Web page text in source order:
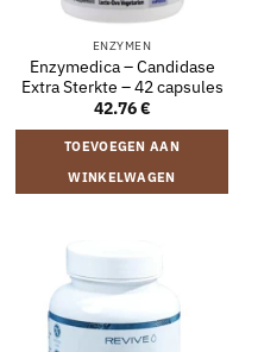
ENZYMEN
Enzymedica – Candidase
Extra Sterkte – 42 capsules
42.76€
TOEVOEGEN AAN
WINKELWAGEN